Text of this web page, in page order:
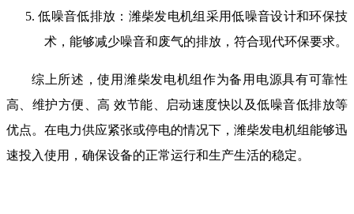
5.低噪音低排放：潍柴发电机组采用低噪音设计和环保技
术，能够减少噪音和废气的排放，符合现代环保要求。
综上所述，使用潍柴发电机组作为备用电源具有可靠性
高、维护方便、高 效节能、启动速度快以及低噪音低排放等
优点。在电力供应紧张或停电的情况下，潍柴发电机组能够迅
速投入使用，确保设备的正常运行和生产生活的稳定。